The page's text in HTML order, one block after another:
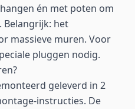
én met poten om
Belangrijk: het
massieve muren. Voor
pluggen nodig.
geleverd in 2
instructies. De